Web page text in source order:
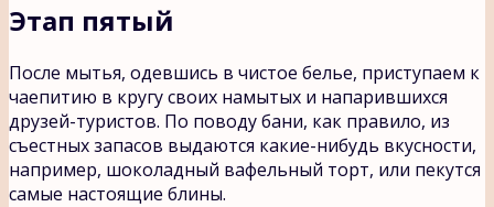
Этап пятый
После мытья, одевшись в чистое белье, приступаем к
чаепитию в кругу своих намытых и напарившихся
друзей-туристов. По поводу бани, как правило, из
съестных запасов выдаются какие-нибудь вкусности,
например, шоколадный вафельный торт, или пекутся
самые настоящие блины.